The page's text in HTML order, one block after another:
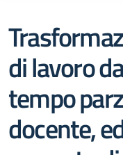
di lavoro
tempo
docente,